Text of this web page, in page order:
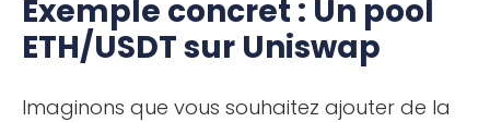
Exemple concret : Un pool
ETH/USDT sur Uniswap
Imaginons que vous souhaitez ajouter de la